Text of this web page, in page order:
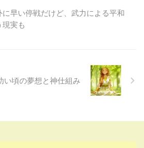
伊
た
がた
が出
だ
ように言われた二人の男がい
た・・。 一人は素直に毎日毎
結局長い間、いくら頑張って
も岩は動かなかった。 なので
頑張って押し続けた人は、一
に早い停戦だけど、武力による平和
現実も
い頃の夢想と神仕組み